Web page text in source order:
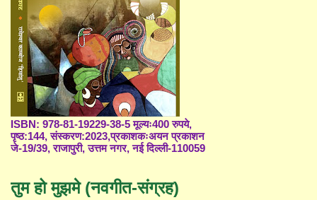
ISBN: 978-81-19229-38-5 मूल्यः400 रुपये,
पृष्ठ:144, संस्करण:2023,प्रकाशकःअयन प्रकाशन
जे-19/39, राजापुरी, उत्तम नगर, नई दिल्ली-110059
तुम हो मुझमे (नवगीत-संग्रह)